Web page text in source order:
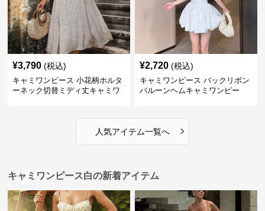
¥3,790 (税込)
キャミワンピース 小花柄ホルタ
ーネック切替ミディ丈キャミワ
¥2,720 (税込)
キャミワンピース バックリボン
バルーンヘムキャミワンピー
人気アイテム一覧へ ›
キャミワンピース白の新着アイテム